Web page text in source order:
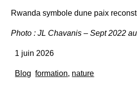
Rwanda symbole dune paix
Photo : JL Chavanis – Sept 2022
1 juin 2026
Blog formation, nature